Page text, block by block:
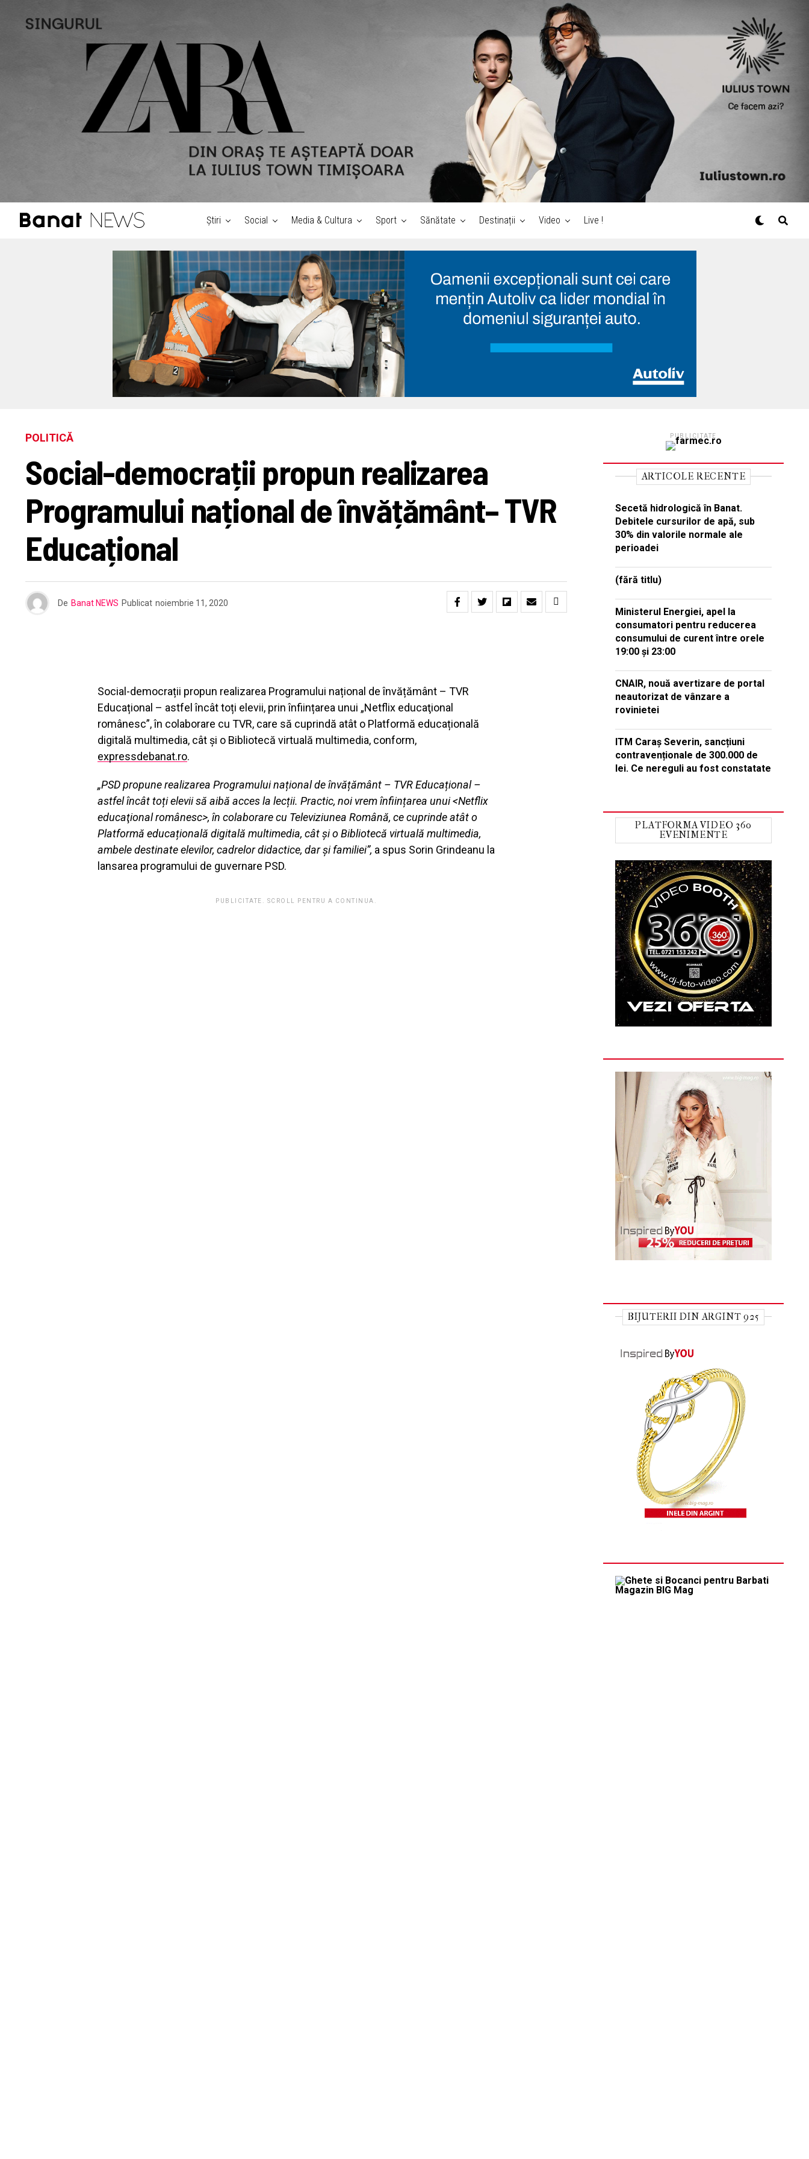
Știri Social Media & Cultura Sport Sănătate Destinații Video Live !
POLITICĂ
Social-democrații propun realizarea
Programului național de învățământ– TVR
Educațional
De Banat NEWS Publicat noiembrie 11, 2020
Social-democrații propun realizarea Programului național de învățământ – TVR
Educațional – astfel încât toți elevii, prin înființarea unui „Netflix educaţional
românesc”, în colaborare cu TVR, care să cuprindă atât o Platformă educațională
digitală multimedia, cât și o Bibliotecă virtuală multimedia, conform,
expressdebanat.ro.
„PSD propune realizarea Programului național de învățământ – TVR Educațional –
astfel încât toți elevii să aibă acces la lecții. Practic, noi vrem înființarea unui <Netflix
educaţional românesc>, în colaborare cu Televiziunea Română, ce cuprinde atât o
Platformă educațională digitală multimedia, cât și o Bibliotecă virtuală multimedia,
ambele destinate elevilor, cadrelor didactice, dar și familiei”, a spus Sorin Grindeanu la
lansarea programului de guvernare PSD.
PUBLICITATE. SCROLL PENTRU A CONTINUA.
PUBLICITATE
ARTICOLE RECENTE
Secetă hidrologică în Banat.
Debitele cursurilor de apă, sub
30% din valorile normale ale
perioadei
(fără titlu)
Ministerul Energiei, apel la
consumatori pentru reducerea
consumului de curent între orele
19:00 și 23:00
CNAIR, nouă avertizare de portal
neautorizat de vânzare a
rovinietei
ITM Caraș Severin, sancțiuni
contravenționale de 300.000 de
lei. Ce nereguli au fost constatate
PLATFORMA VIDEO 360
EVENIMENTE
BIJUTERII DIN ARGINT 925